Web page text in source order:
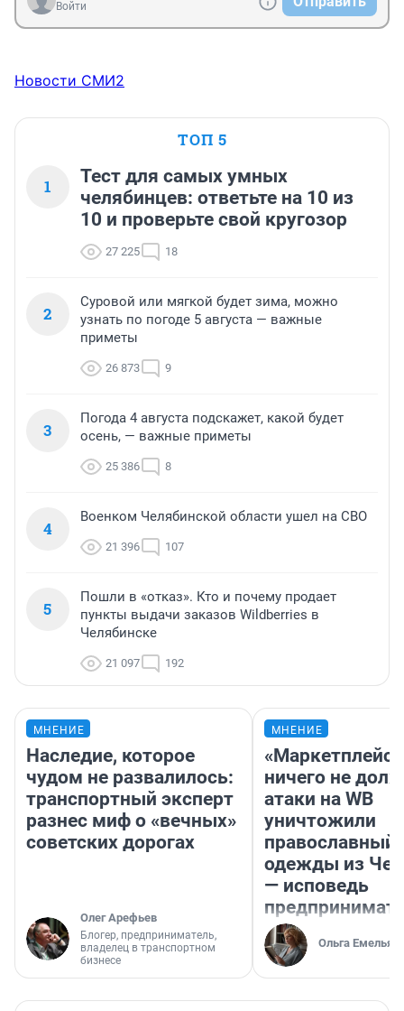
Войти
Новости СМИ2
ТОП 5
1
Тест для самых умных
челябинцев: ответьте на 10 из
10 и проверьте свой кругозор
27 225 18
2
Суровой или мягкой будет зима, можно
узнать по погоде 5 августа — важные
приметы
26 873 9
3
Погода 4 августа подскажет, какой будет
осень, — важные приметы
25 386 8
4
Военком Челябинской области ушел на СВО
21 396 107
5
Пошли в «отказ». Кто и почему продает
пункты выдачи заказов Wildberries в
Челябинске
21 097 192
МНЕНИЕ
Наследие, которое
чудом не развалилось:
транспортный эксперт
разнес миф о «вечных»
советских дорогах
Олег Арефьев
Блогер, предприниматель,
владелец в транспортном
бизнесе
МНЕНИЕ
«Маркетплейс
ничего не
атаки на WB
уничтожили
православный
одежды из
— исповедь
Ольга